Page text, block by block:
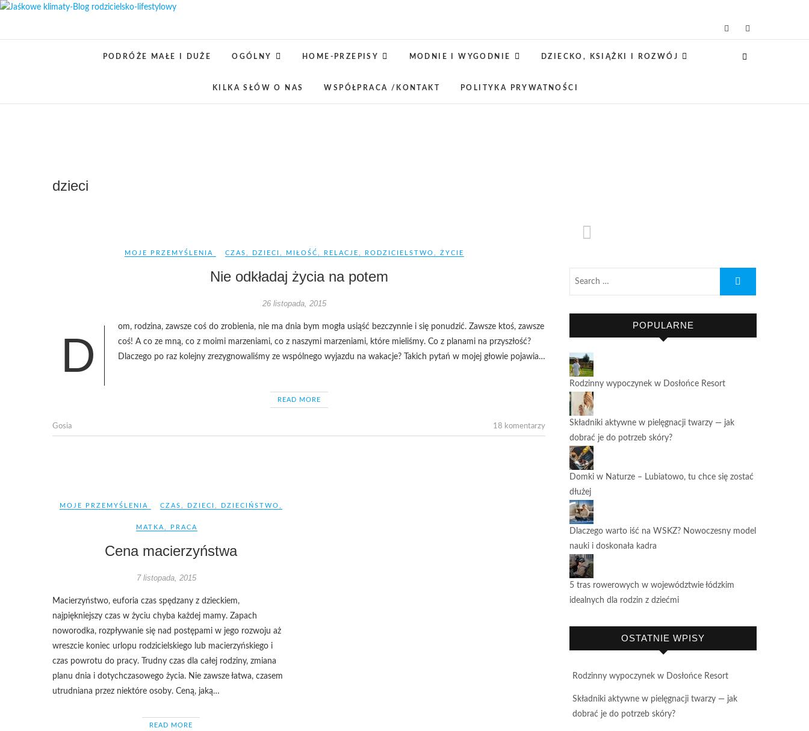
Skip
Jaśkowe klimaty-Blog rodzicielsko-lifestylowy
OPISUJEMY ŻYCIE. ZABAWA POŁĄCZONA Z NAUKĄ, CIEKAWE PROJEKTY DIY Z DZIECKIEM,
PODRÓŻE MAŁE I DUŻE OGÓLNY HOME-PRZEPISY MODNIE I WYGODNIE DZIECKO, KSIĄŻKI I ROZWÓJ
KILKA SŁÓW O NAS WSPÓŁPRACA /KONTAKT POLITYKA PRYWATNOŚCI
dzieci
MOJE PRZEMYŚLENIA CZAS DZIECI MIŁOŚĆ RELACJE RODZICIELSTWO ŻYCIE
Nie odkładaj życia na potem
26 listopada, 2015
D
om, rodzina, zawsze coś do zrobienia, nie ma dnia bym mogła usiąść bezczynnie i się ponudzić. Zawsze ktoś, zawsze
coś! A co ze mną, co z moimi marzeniami, co z naszymi marzeniami, które mieliśmy. Co z planami na przyszłość?
Dlaczego po raz kolejny zrezygnowaliśmy ze wspólnego wyjazdu na wakacje? Takich pytań w mojej głowie pojawia…
READ MORE
Gosia 18 komentarzy
MOJE PRZEMYŚLENIA CZAS DZIECI DZIECIŃSTWO
MATKA PRACA
Cena macierzyństwa
7 listopada, 2015
Macierzyństwo, euforia czas spędzany z dzieckiem,
najpiękniejszy czas w życiu chyba każdej mamy. Zapach
noworodka, rozpływanie się nad postępami w jego rozwoju aż
wreszcie koniec urlopu rodzicielskiego lub macierzyńskiego i
czas powrotu do pracy. Trudny czas dla całej rodziny, zmiana
planu dnia i dotychczasowego życia. Nie zawsze łatwa, czasem
utrudniana przez niektóre osoby. Ceną, jaką…
READ MORE
POPULARNE
Rodzinny wypoczynek w Dosłońce Resort
Składniki aktywne w pielęgnacji twarzy — jak
dobrać je do potrzeb skóry?
Domki w Naturze – Lubiatowo, tu chce się zostać
dłużej
Dlaczego warto iść na WSKZ? Nowoczesny model
nauki i doskonała kadra
5 tras rowerowych w województwie łódzkim
idealnych dla rodzin z dziećmi
OSTATNIE WPISY
Rodzinny wypoczynek w Dosłońce Resort
Składniki aktywne w pielęgnacji twarzy — jak
dobrać je do potrzeb skóry?